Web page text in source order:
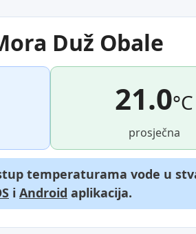
Duž Obale
21.0°C
prosječna
temperaturama vode u
i Android aplikacija.